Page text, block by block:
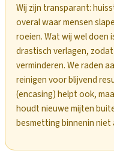
Wij zijn transparant:
overal waar mensen
roeien. Wat wij wel doen
drastisch verlagen,
verminderen. We raden
reinigen voor blijvend
(encasing) helpt ook,
houdt nieuwe mijten
besmetting binnenin niet